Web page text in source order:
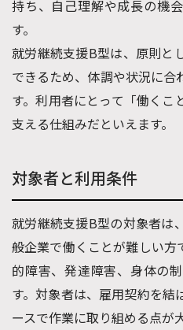
持ち、自己理解や成長の機
す。
就労継続支援B型は、原則と
できるため、体調や状況に合
す。利用者にとって「働くこ
支える仕組みだといえます。
対象者と利用条件
就労継続支援B型の対象者は
般企業で働くことが難しい方
的障害、発達障害、身体の
す。対象者は、雇用契約を結
ースで作業に取り組める点が